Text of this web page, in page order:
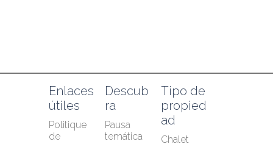
Enlaces
útiles
Politique
de
Descub
ra
Pausa
temática
Tipo de
propied
ad
Chalet